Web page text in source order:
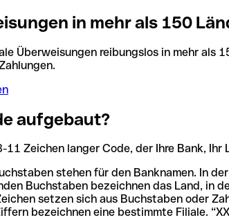
in mehr als 150
Überweisungen reibungslos in mehr als
aufgebaut?
11 Zeichen langer Code, der Ihre Bank,
stehen für den Banknamen. In
Buchstaben bezeichnen das Land, in
setzen sich aus Buchstaben oder
bezeichnen eine bestimmte Filiale.